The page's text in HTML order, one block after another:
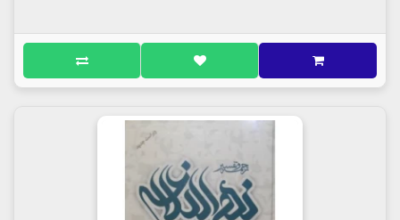
صوفيه، ص168 و 169) و بعد افزوده است كه مى‌توان
گفت جلال‌الدين در كتاب مثنوى، به‌هيچ‌روى مخالفتى با
مذهب نشان نمى‌دهد، بلكه مى‌گويد: مذهب، در حقيقت
عالى‌ترين و منحصرترين راه ملاقات خداوندى است و
كند تا بتواند از دين بهترين استفاده را داشته باشد
در هيچ‌يك از موارد مثنوى نمى‌توان ديد كه جلال‌الدين
كوچك‌ترين بى‌اعتنايى به دين داشته و آن را به مردم
معمولى منحصر نمايد. البته چنان‌كه گفتيم او مقدارى
تفسيرات و تاويلات شخصى درباره گروهى از مفاهيم